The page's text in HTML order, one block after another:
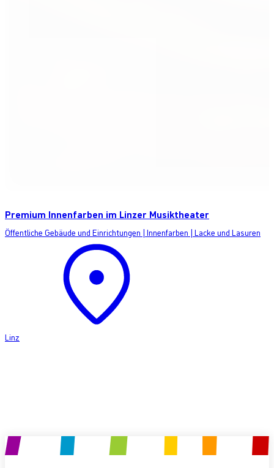
Premium Innenfarben im Linzer Musiktheater
Öffentliche Gebäude und Einrichtungen | Innenfarben | Lacke und Lasuren
Linz